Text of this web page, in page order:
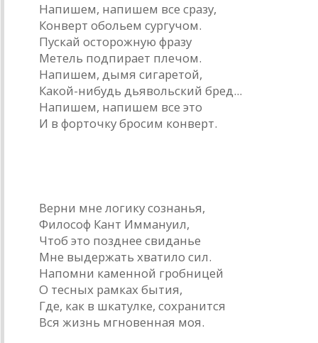
Напишем, напишем все сразу,
Конверт обольем сургучом.
Пускай осторожную фразу
Метель подпирает плечом.
Напишем, дымя сигаретой,
Какой-нибудь дьявольский бред...
Напишем, напишем все это
И в форточку бросим конверт.
Верни мне логику сознанья,
Философ Кант Иммануил,
Чтоб это позднее свиданье
Мне выдержать хватило сил.
Напомни каменной гробницей
О тесных рамках бытия,
Где, как в шкатулке, сохранится
Вся жизнь мгновенная моя.